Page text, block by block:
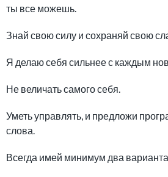
ты все можешь.
Знай свою силу и сохраняй свою
Я делаю себя сильнее с каждым
Не величать самого себя.
Уметь управлять, и предложи
слова.
Всегда имей минимум два варианта